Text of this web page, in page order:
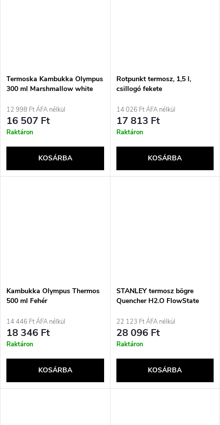
Termoska Kambukka Olympus
300 ml Marshmallow white
12 998 Ft ÁFA nélkül
16 507 Ft
Raktáron
KOSÁRBA
Rotpunkt termosz, 1,5 l,
csillogó fekete
14 026 Ft ÁFA nélkül
17 813 Ft
Raktáron
KOSÁRBA
Kambukka Olympus Thermos
500 ml Fehér
14 446 Ft ÁFA nélkül
18 346 Ft
Raktáron
KOSÁRBA
STANLEY termosz bögre
Quencher H2.O FlowState
22 123 Ft ÁFA nélkül
28 096 Ft
Raktáron
KOSÁRBA